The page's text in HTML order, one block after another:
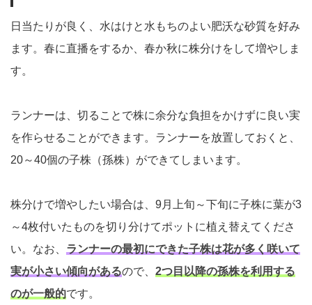
日当たりが良く、水はけと水もちのよい肥沃な砂質を好み
ます。春に直播をするか、春か秋に株分けをして増やしま
す。
ランナーは、切ることで株に余分な負担をかけずに良い実
を作らせることができます。ランナーを放置しておくと、
20～40個の子株（孫株）ができてしまいます。
株分けで増やしたい場合は、9月上旬～下旬に子株に葉が3
～4枚付いたものを切り分けてポットに植え替えてくださ
い。なお、 ランナーの最初にできた子株は花が多く咲いて
実が小さい傾向があるので、 2つ目以降の孫株を利用する
のが一般的です。